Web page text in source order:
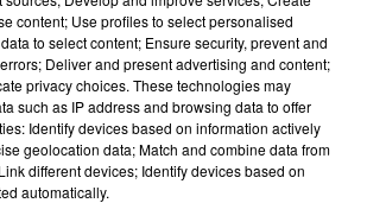
Gratuit
Baldenheim Pourquoi les tilleuls
au milieu des villages Tant de
content; Use profiles to select personalised
to select content; Ensure security, prevent and
Deliver and present advertising and content;
privacy choices. These technologies may
such as IP address and browsing data to offer
Identify devices based on information actively
geolocation data; Match and combine data from
different devices; Identify devices based on
automatically.